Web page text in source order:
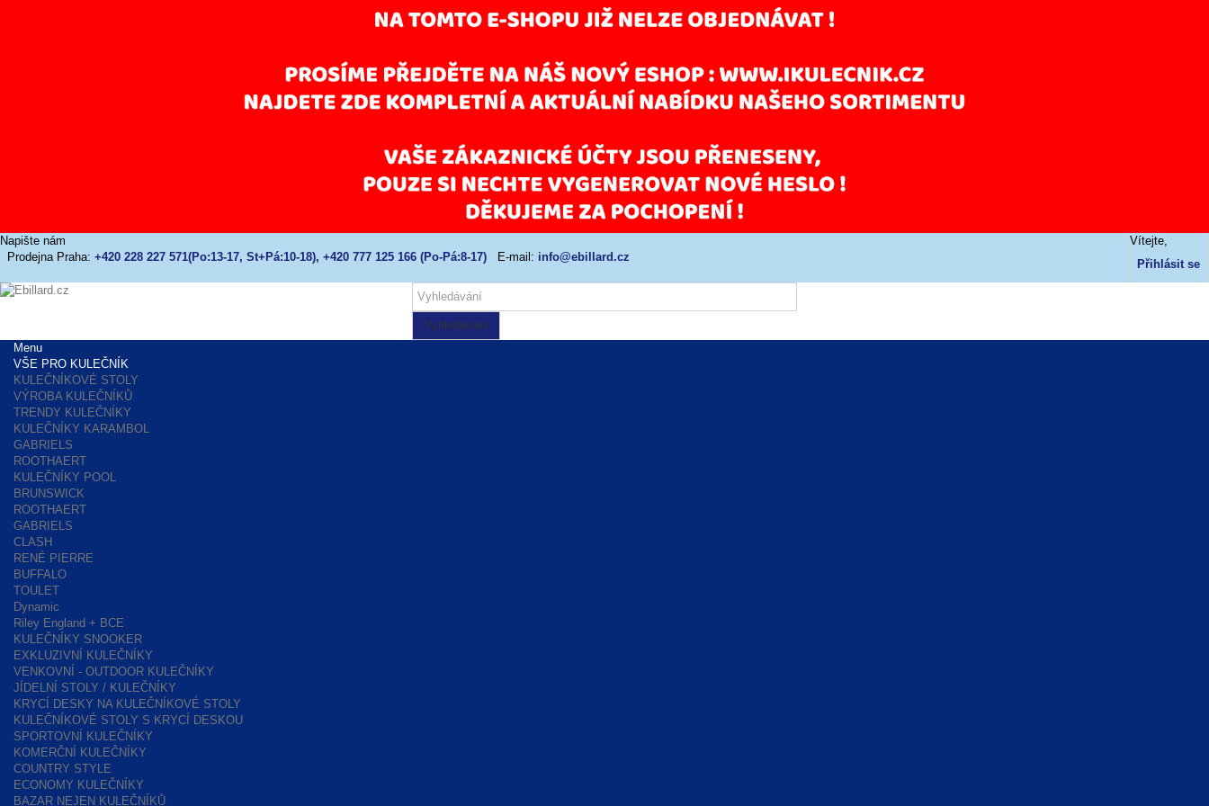
Vítejte,
Přihlásit se
Napište nám
Prodejna Praha: +420 228 227 571(Po:13-17, St+Pá:10-18), +420 777 125 166 (Po-Pá:8-17) E-mail: info@ebillard.cz
Vyhledávání
Menu
VŠE PRO KULEČNÍK
KULEČNÍKOVÉ STOLY
VÝROBA KULEČNÍKŮ
TRENDY KULEČNÍKY
KULEČNÍKY KARAMBOL
GABRIELS
ROOTHAERT
KULEČNÍKY POOL
BRUNSWICK
ROOTHAERT
GABRIELS
CLASH
RENÉ PIERRE
BUFFALO
TOULET
Dynamic
Riley England + BCE
KULEČNÍKY SNOOKER
EXKLUZIVNÍ KULEČNÍKY
VENKOVNÍ - OUTDOOR KULEČNÍKY
JÍDELNÍ STOLY / KULEČNÍKY
KRYCÍ DESKY NA KULEČNÍKOVÉ STOLY
KULEČNÍKOVÉ STOLY S KRYCÍ DESKOU
SPORTOVNÍ KULEČNÍKY
KOMERČNÍ KULEČNÍKY
COUNTRY STYLE
ECONOMY KULEČNÍKY
BAZAR NEJEN KULEČNÍKŮ